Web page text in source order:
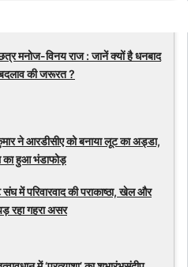
मनोज-विनय राज : जानें क्यों है धनबाद
की जरूरत ?
ने आरडीसीए को बनाया लूट का अड्डा,
हुआ भंडाफोड़
में परिवारवाद की पराकाष्ठा, खेल और
रहा गहरा असर